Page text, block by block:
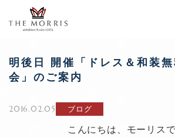
明後日 開催「ドレス＆和装
会」のご案内
2016.02.05 ブログ
こんにちは、モーリスで